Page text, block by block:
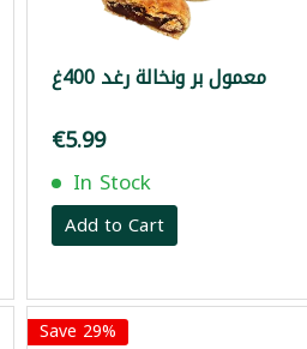
معمول بر ونخالة رغد 400غ
€5.99
In Stock
Add to Cart
Save 29%